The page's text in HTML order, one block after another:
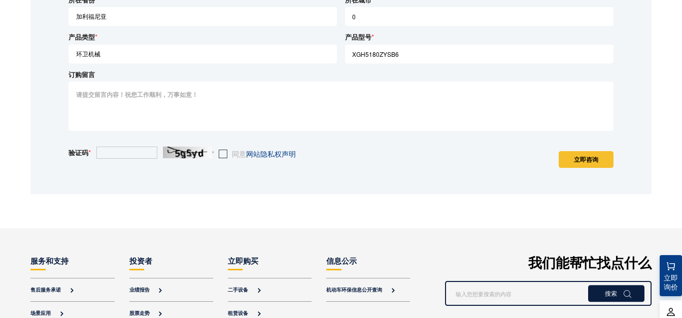
产品类型* 产品型号*
订购留言
验证码* * 同意网站隐私权声明
立即
询价
服务和支持
售后服务承诺 
场景应用 
投资者
业绩报告 
股票走势 
立即购买
二手设备 
租赁设备 
信息公示
机动车环保信息公开查询 
我们能帮忙找点什么
搜索 